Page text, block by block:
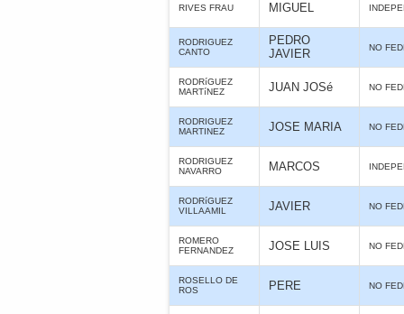
RIVES FRAU MIGUEL
RODRIGUEZ
CANTO
PEDRO
JAVIER
NO
RODRíGUEZ
MARTíNEZ
JUAN JOSé NO
RODRIGUEZ
MARTINEZ
JOSE MARIA NO
RODRIGUEZ
NAVARRO
MARCOS
RODRíGUEZ
VILLAAMIL
JAVIER NO
ROMERO
FERNANDEZ
JOSE LUIS NO
ROSELLO DE
ROS
PERE NO